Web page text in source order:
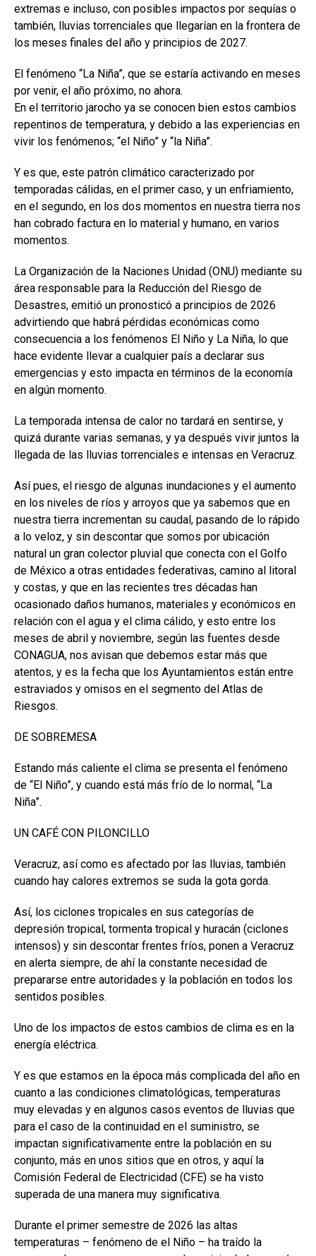
extremas e incluso, con posibles impactos por sequías o
también, lluvias torrenciales que llegarían en la frontera de
los meses finales del año y principios de 2027.
El fenómeno “La Niña”, que se estaría activando en meses
por venir, el año próximo, no ahora.
En el territorio jarocho ya se conocen bien estos cambios
repentinos de temperatura, y debido a las experiencias en
vivir los fenómenos; “el Niño” y “la Niña”.
Y es que, este patrón climático caracterizado por
temporadas cálidas, en el primer caso, y un enfriamiento,
en el segundo, en los dos momentos en nuestra tierra nos
han cobrado factura en lo material y humano, en varios
momentos.
La Organización de la Naciones Unidad (ONU) mediante su
área responsable para la Reducción del Riesgo de
Desastres, emitió un pronosticó a principios de 2026
advirtiendo que habrá pérdidas económicas como
consecuencia a los fenómenos El Niño y La Niña, lo que
hace evidente llevar a cualquier país a declarar sus
emergencias y esto impacta en términos de la economía
en algún momento.
La temporada intensa de calor no tardará en sentirse, y
quizá durante varias semanas, y ya después vivir juntos la
llegada de las lluvias torrenciales e intensas en Veracruz.
Así pues, el riesgo de algunas inundaciones y el aumento
en los niveles de ríos y arroyos que ya sabemos que en
nuestra tierra incrementan su caudal, pasando de lo rápido
a lo veloz, y sin descontar que somos por ubicación
natural un gran colector pluvial que conecta con el Golfo
de México a otras entidades federativas, camino al litoral
y costas, y que en las recientes tres décadas han
ocasionado daños humanos, materiales y económicos en
relación con el agua y el clima cálido, y esto entre los
meses de abril y noviembre, según las fuentes desde
CONAGUA, nos avisan que debemos estar más que
atentos, y es la fecha que los Ayuntamientos están entre
estraviados y omisos en el segmento del Atlas de
Riesgos.
DE SOBREMESA
Estando más caliente el clima se presenta el fenómeno
de “El Niño”, y cuando está más frío de lo normal, “La
Niña”.
UN CAFÉ CON PILONCILLO
Veracruz, así como es afectado por las lluvias, también
cuando hay calores extremos se suda la gota gorda.
Así, los ciclones tropicales en sus categorías de
depresión tropical, tormenta tropical y huracán (ciclones
intensos) y sin descontar frentes fríos, ponen a Veracruz
en alerta siempre, de ahí la constante necesidad de
prepararse entre autoridades y la población en todos los
sentidos posibles.
Uno de los impactos de estos cambios de clima es en la
energía eléctrica.
Y es que estamos en la época más complicada del año en
cuanto a las condiciones climatológicas, temperaturas
muy elevadas y en algunos casos eventos de lluvias que
para el caso de la continuidad en el suministro, se
impactan significativamente entre la población en su
conjunto, más en unos sitios que en otros, y aquí la
Comisión Federal de Electricidad (CFE) se ha visto
superada de una manera muy significativa.
Durante el primer semestre de 2026 las altas
temperaturas – fenómeno de el Niño – ha traído la